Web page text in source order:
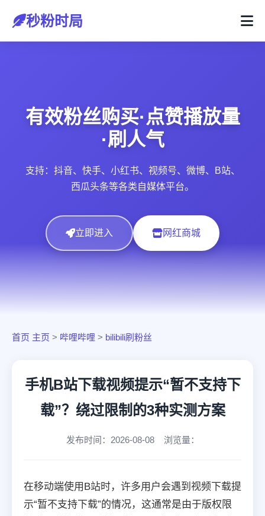
秒粉时局
有效粉丝购买·点赞播放量
·刷人气
支持：抖音、快手、小红书、视频号、微博、B站、
西瓜头条等各类自媒体平台。
立即进入 网红商城
首页 主页 > 哔哩哔哩 > bilibili刷粉丝
手机B站下载视频提示“暂不支持下
载”？绕过限制的3种实测方案
发布时间：2026-08-08 浏览量：
在移动端使用B站时，许多用户会遇到视频下载提
示“暂不支持下载”的情况，这通常是由于版权限